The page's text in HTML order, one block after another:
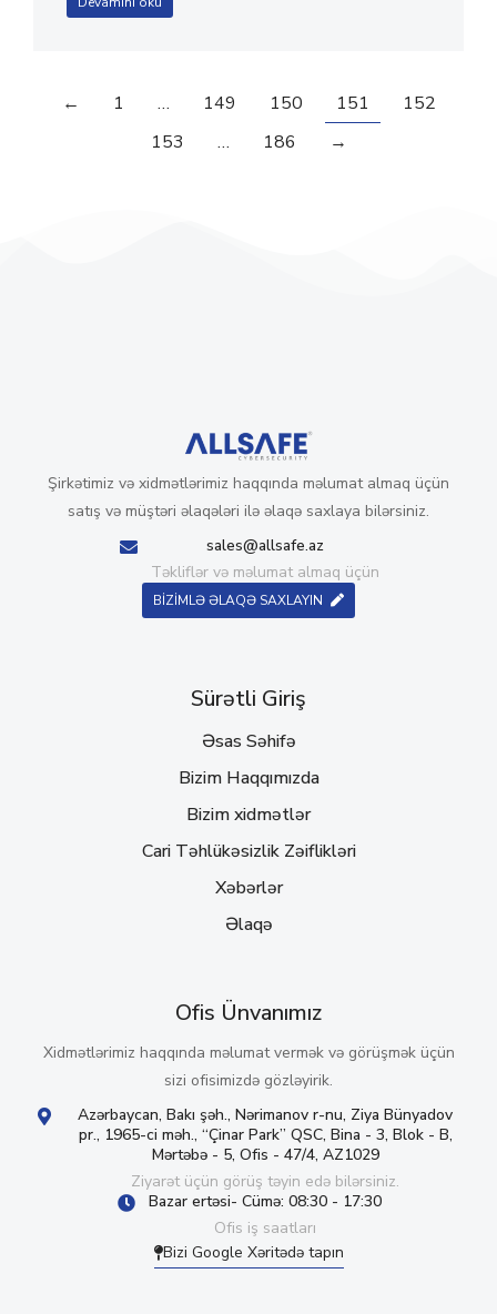
← 1 … 149 150 151
152
153
… 186 →
Şirkətimiz və xidmətlərimiz haqqında məlumat almaq üçün
satış və müştəri əlaqələri ilə əlaqə saxlaya bilərsiniz.
sales@allsafe.az
Təkliflər və məlumat almaq üçün
BİZİMLƏ ƏLAQƏ SAXLAYIN
Sürətli Giriş
Əsas Səhifə
Bizim Haqqımızda
Bizim xidmətlər
Cari Təhlükəsizlik Zəiflikləri
Xəbərlər
Əlaqə
Ofis Ünvanımız
Xidmətlərimiz haqqında məlumat vermək və görüşmək üçün
sizi ofisimizdə gözləyirik.
Azərbaycan, Bakı şəh., Nərimanov r-nu, Ziya Bünyadov
pr., 1965-ci məh., “Çinar Park” QSC, Bina - 3, Blok - B,
Mərtəbə - 5, Ofis - 47/4, AZ1029
Ziyarət üçün görüş təyin edə bilərsiniz.
Bazar ertəsi- Cümə: 08:30 - 17:30
Ofis iş saatları
Bizi Google Xəritədə tapın